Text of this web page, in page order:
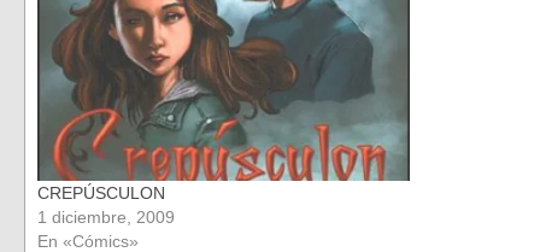
CREPÚSCULON
1 diciembre, 2009
En «Cómics»